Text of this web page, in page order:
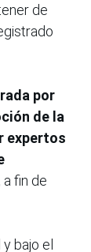
de
por
de la
expertos
a fin de
bajo el